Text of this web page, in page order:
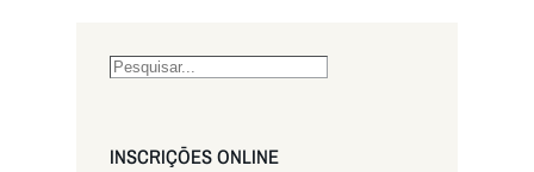
S
rINSCRIÇŌES ONLINE